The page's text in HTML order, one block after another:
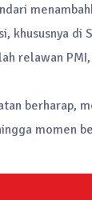
khususnya
relawan
berharap,
momen